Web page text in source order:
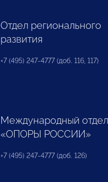
Отдел регионального
развития
+7 (495) 247-4777 (доб. 116, 117)
Международный отдел
«ОПОРЫ РОССИИ»
+7 (495) 247-4777 (доб. 126)